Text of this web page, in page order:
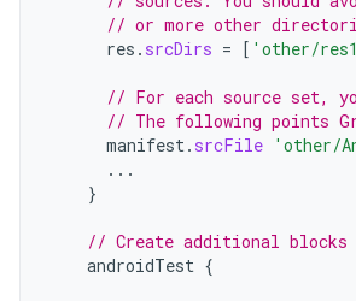
// or more other
res . srcDirs = [ 'other/
// For each source set,
// The following points
manifest. srcFile 'other/
...
}
// Create additional
androidTest {